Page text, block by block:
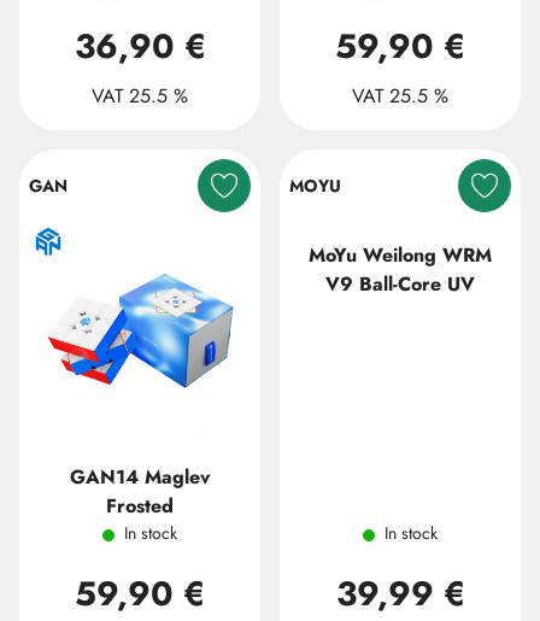
36,90 €
VAT 25.5 %
59,90 €
VAT 25.5 %
GAN
GAN14 Maglev
Frosted
In stock
59,90 €
MOYU
MoYu Weilong WRM
V9 Ball-Core UV
In stock
39,99 €